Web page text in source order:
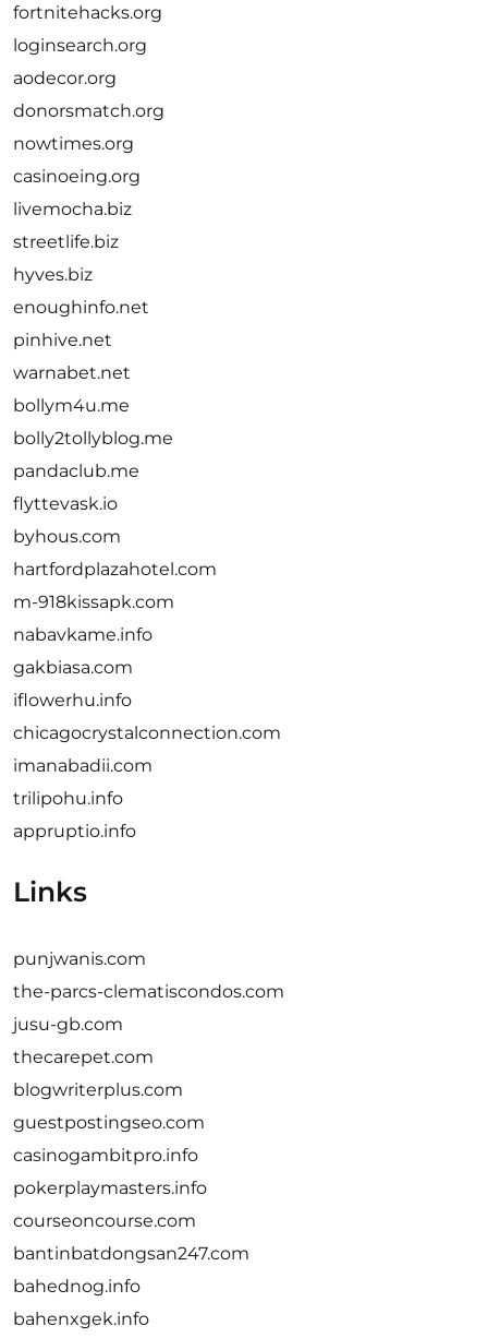
fortnitehacks.org
loginsearch.org
aodecor.org
donorsmatch.org
nowtimes.org
casinoeing.org
livemocha.biz
streetlife.biz
hyves.biz
enoughinfo.net
pinhive.net
warnabet.net
bollym4u.me
bolly2tollyblog.me
pandaclub.me
flyttevask.io
byhous.com
hartfordplazahotel.com
m-918kissapk.com
nabavkame.info
gakbiasa.com
iflowerhu.info
chicagocrystalconnection.com
imanabadii.com
trilipohu.info
appruptio.info
Links
punjwanis.com
the-parcs-clematiscondos.com
jusu-gb.com
thecarepet.com
blogwriterplus.com
guestpostingseo.com
casinogambitpro.info
pokerplaymasters.info
courseoncourse.com
bantinbatdongsan247.com
bahednog.info
bahenxgek.info